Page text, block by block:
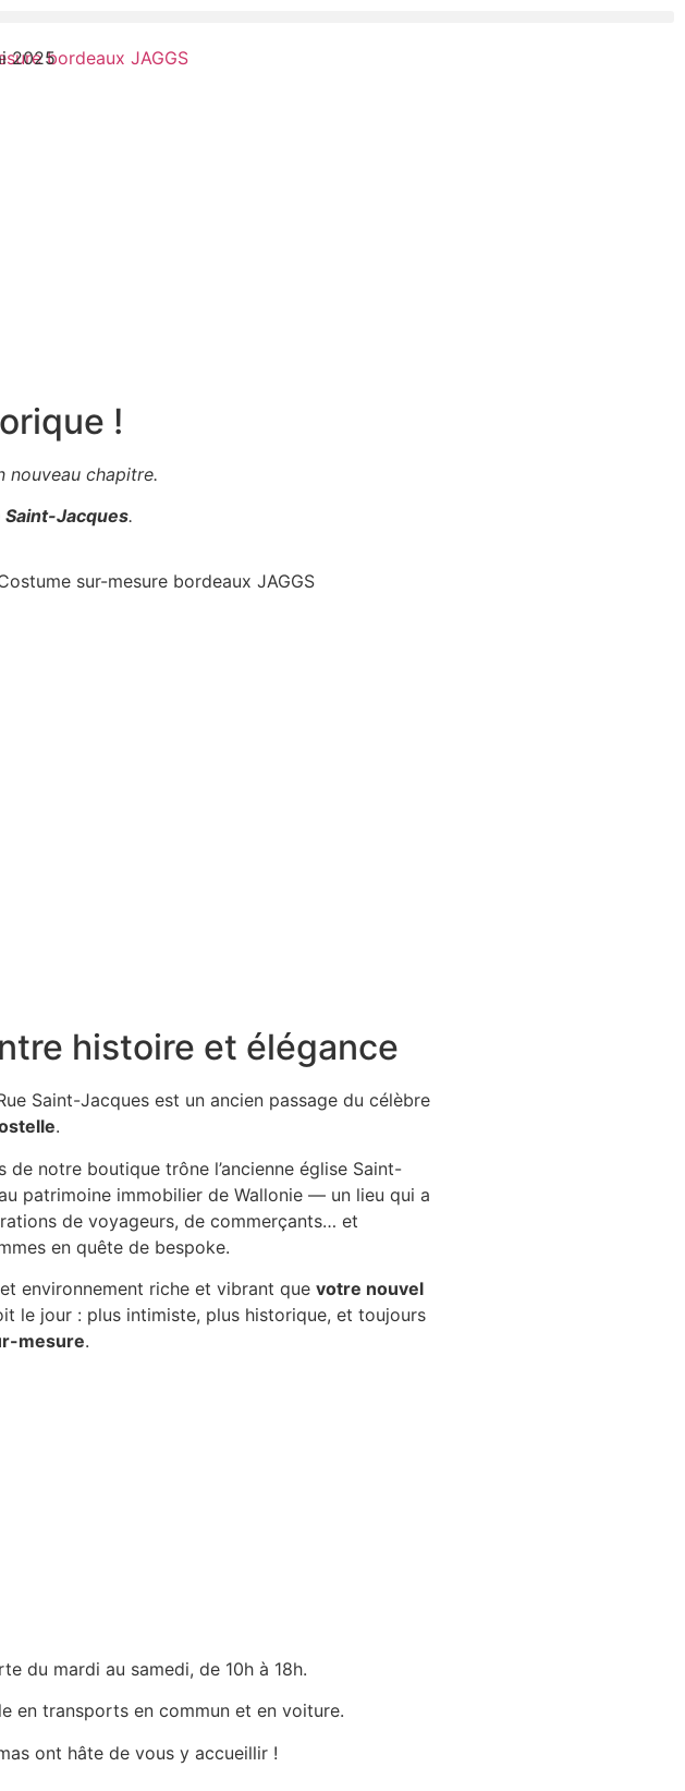
2025
!
nouveau chapitre.
Saint-Jacques.
histoire et élégance
Saint-Jacques est un ancien passage du célèbre
.
de notre boutique trône l’ancienne église Saint-
patrimoine immobilier de Wallonie — un lieu qui a
de voyageurs, de commerçants… et
en quête de bespoke.
environnement riche et vibrant que votre nouvel
le jour : plus intimiste, plus historique, et toujours
mesure.
du mardi au samedi, de 10h à 18h.
en transports en commun et en voiture.
ont hâte de vous y accueillir !